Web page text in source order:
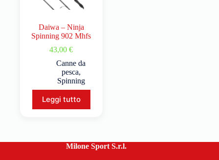
Daiwa – Ninja
Spinning 902 Mhfs
43,00€
Canne da
pesca,
Spinning
Leggi tutto
Milone Sport S.r.l.